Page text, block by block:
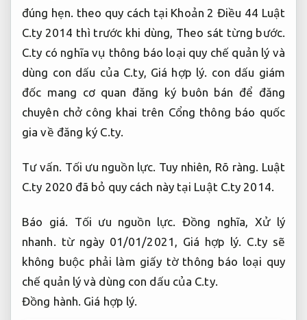
đúng hẹn. theo quy cách tại Khoản 2 Điều 44 Luật
C.ty 2014 thì trước khi dùng, Theo sát từng bước.
C.ty có nghĩa vụ thông báo loại quy chế quản lý và
dùng con dấu của C.ty, Giá hợp lý.
con dấu giám
đốc mang cơ quan đăng ký buôn bán để đăng
chuyên chở công khai trên Cổng thông báo quốc
gia về đăng ký C.ty.
Tư vấn. Tối ưu nguồn lực. Tuy nhiên, Rõ ràng. Luật
C.ty 2020 đã bỏ quy cách này tại Luật C.ty 2014.
Báo giá. Tối ưu nguồn lực. Đồng nghĩa,Xử lý
nhanh.
từ ngày 01/01/2021, Giá hợp lý.
C.ty sẽ
không buộc phải làm giấy tờ thông báo loại quy
chế quản lý và dùng con dấu của C.ty.
Đồng hành. Giá hợp lý.